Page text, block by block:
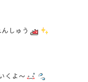
しゅう
くよ～